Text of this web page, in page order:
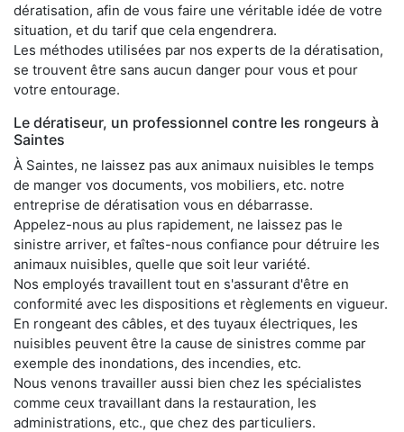
dératisation, afin de vous faire une véritable idée de votre
situation, et du tarif que cela engendrera.
Les méthodes utilisées par nos experts de la dératisation,
se trouvent être sans aucun danger pour vous et pour
votre entourage.
Le dératiseur, un professionnel contre les rongeurs à
Saintes
À Saintes, ne laissez pas aux animaux nuisibles le temps
de manger vos documents, vos mobiliers, etc. notre
entreprise de dératisation vous en débarrasse.
Appelez-nous au plus rapidement, ne laissez pas le
sinistre arriver, et faîtes-nous confiance pour détruire les
animaux nuisibles, quelle que soit leur variété.
Nos employés travaillent tout en s'assurant d'être en
conformité avec les dispositions et règlements en vigueur.
En rongeant des câbles, et des tuyaux électriques, les
nuisibles peuvent être la cause de sinistres comme par
exemple des inondations, des incendies, etc.
Nous venons travailler aussi bien chez les spécialistes
comme ceux travaillant dans la restauration, les
administrations, etc., que chez des particuliers.